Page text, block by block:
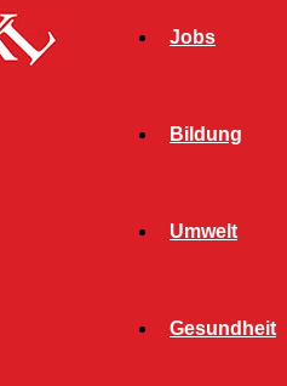
Jobs
Bildung
Umwelt
Gesundheit